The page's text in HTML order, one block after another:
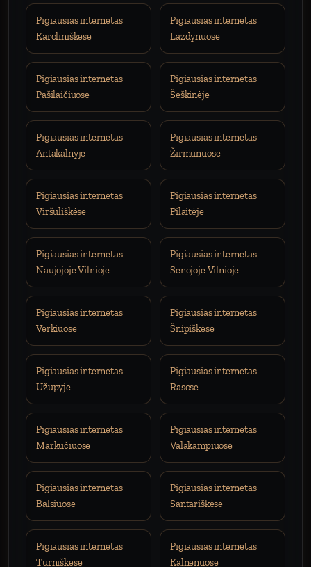
Pigiausias internetas
Karoliniškėse
Pigiausias internetas
Lazdynuose
Pigiausias internetas
Pašilaičiuose
Pigiausias internetas
Šeškinėje
Pigiausias internetas
Antakalnyje
Pigiausias internetas
Žirmūnuose
Pigiausias internetas
Viršuliškėse
Pigiausias internetas
Pilaitėje
Pigiausias internetas
Naujojoje Vilnioje
Pigiausias internetas
Senojoje Vilnioje
Pigiausias internetas
Verkiuose
Pigiausias internetas
Šnipiškėse
Pigiausias internetas
Užupyje
Pigiausias internetas
Rasose
Pigiausias internetas
Markučiuose
Pigiausias internetas
Valakampiuose
Pigiausias internetas
Balsiuose
Pigiausias internetas
Santariškėse
Pigiausias internetas
Turniškėse
Pigiausias internetas
Kalnėnuose